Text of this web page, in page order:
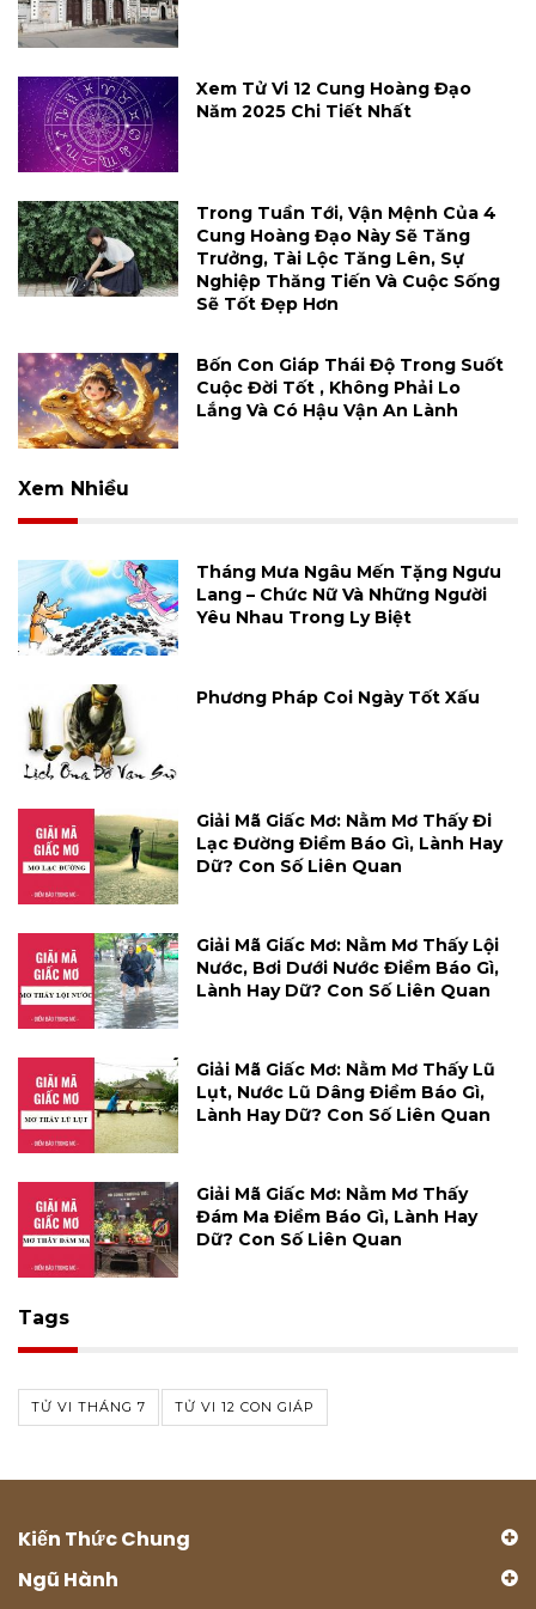
Xem Tử Vi 12 Cung Hoàng Đạo
Năm 2025 Chi Tiết Nhất
Trong Tuần Tới, Vận Mệnh Của 4
Cung Hoàng Đạo Này Sẽ Tăng
Trưởng, Tài Lộc Tăng Lên, Sự
Nghiệp Thăng Tiến Và Cuộc Sống
Sẽ Tốt Đẹp Hơn
Bốn Con Giáp Thái Độ Trong Suốt
Cuộc Đời Tốt , Không Phải Lo
Lắng Và Có Hậu Vận An Lành
Xem Nhiều
Tháng Mưa Ngâu Mến Tặng Ngưu
Lang – Chức Nữ Và Những Người
Yêu Nhau Trong Ly Biệt
Phương Pháp Coi Ngày Tốt Xấu
Giải Mã Giấc Mơ: Nằm Mơ Thấy Đi
Lạc Đường Điềm Báo Gì, Lành Hay
Dữ? Con Số Liên Quan
Giải Mã Giấc Mơ: Nằm Mơ Thấy Lội
Nước, Bơi Dưới Nước Điềm Báo Gì,
Lành Hay Dữ? Con Số Liên Quan
Giải Mã Giấc Mơ: Nằm Mơ Thấy Lũ
Lụt, Nước Lũ Dâng Điềm Báo Gì,
Lành Hay Dữ? Con Số Liên Quan
Giải Mã Giấc Mơ: Nằm Mơ Thấy
Đám Ma Điềm Báo Gì, Lành Hay
Dữ? Con Số Liên Quan
Tags
TỬ VI THÁNG 7 TỬ VI 12 CON GIÁP
Kiến Thức Chung
Ngũ Hành